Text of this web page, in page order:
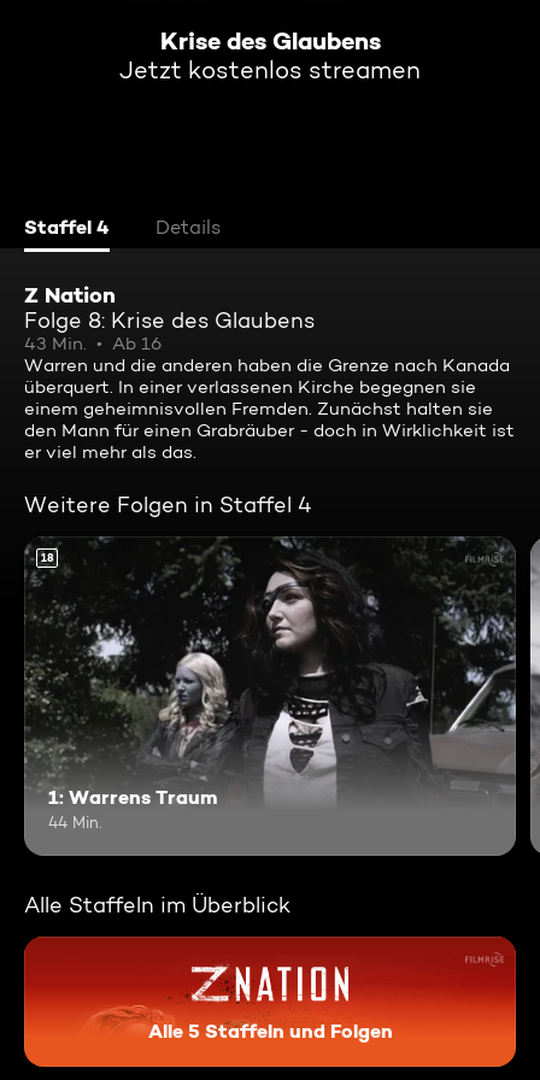
Krise des Glaubens
Jetzt kostenlos streamen
Staffel 4 Details
Z Nation
Folge 8: Krise des Glaubens
43 Min.
Ab 16
Warren und die anderen haben die Grenze nach Kanada
überquert. In einer verlassenen Kirche begegnen sie
einem geheimnisvollen Fremden. Zunächst halten sie
den Mann für einen Grabräuber - doch in Wirklichkeit ist
er viel mehr als das.
Weitere Folgen in Staffel 4
18
1: Warrens Traum
44 Min.
Alle Staffeln im Überblick
Alle 5 Staffeln und Folgen